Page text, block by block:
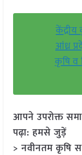
आंध्र
कृषि व
आपने उपरोक्त
पढ़ा: हमसे जुड़ें
> नवीनतम कृषि